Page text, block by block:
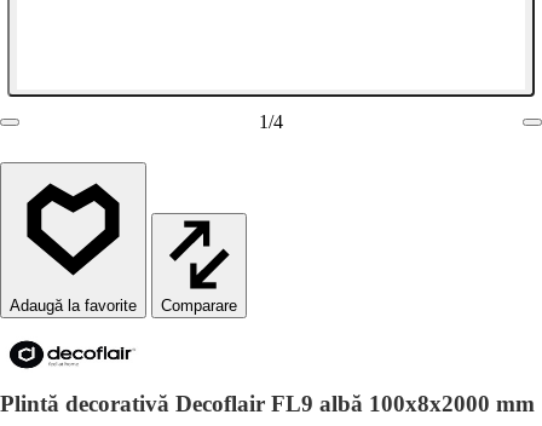
1/4
Comparare
Plintă decorativă Decoflair FL9 albă 100x8x2000 mm